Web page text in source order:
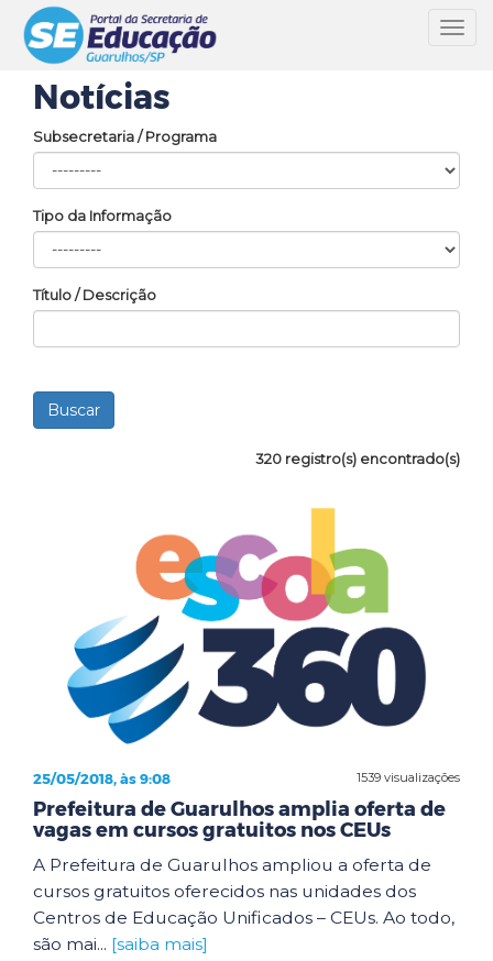
Notícias
Subsecretaria / Programa
Tipo da Informação
Título / Descrição
320 registro(s) encontrado(s)
1539 visualizações
25/05/2018, às 9:08
Prefeitura de Guarulhos amplia oferta de
vagas em cursos gratuitos nos CEUs
A Prefeitura de Guarulhos ampliou a oferta de
cursos gratuitos oferecidos nas unidades dos
Centros de Educação Unificados – CEUs. Ao todo,
são mai... [saiba mais]